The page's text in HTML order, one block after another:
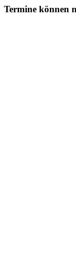
Termine können